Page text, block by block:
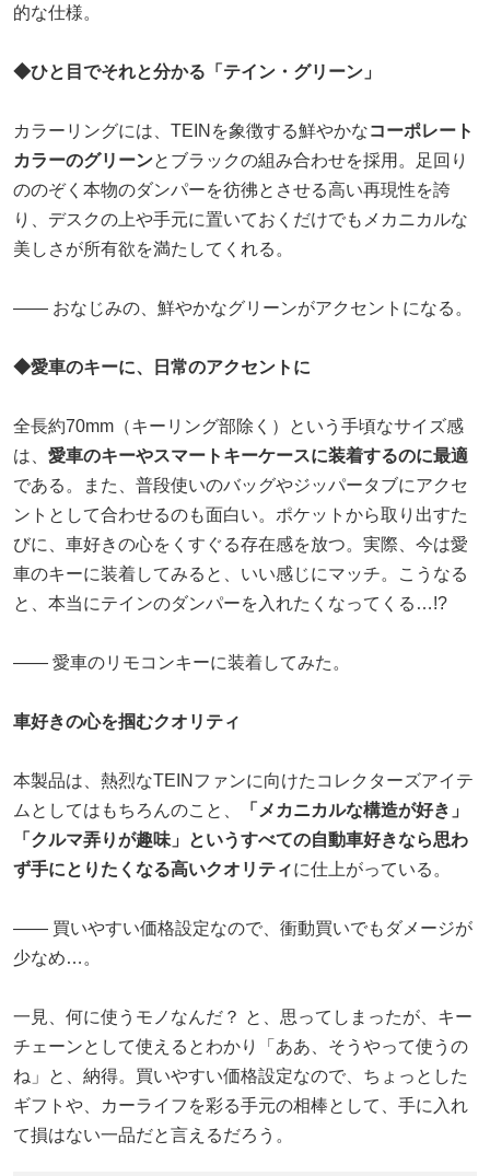
的な仕様。
◆ひと目でそれと分かる「テイン・グリーン」
カラーリングには、TEINを象徴する鮮やかなコーポレート
カラーのグリーンとブラックの組み合わせを採用。足回り
ののぞく本物のダンパーを彷彿とさせる高い再現性を誇
り、デスクの上や手元に置いておくだけでもメカニカルな
美しさが所有欲を満たしてくれる。
―― おなじみの、鮮やかなグリーンがアクセントになる。
◆愛車のキーに、日常のアクセントに
全長約70mm（キーリング部除く）という手頃なサイズ感
は、 愛車のキーやスマートキーケースに装着するのに最適
である。また、普段使いのバッグやジッパータブにアクセ
ントとして合わせるのも面白い。ポケットから取り出すた
びに、車好きの心をくすぐる存在感を放つ。実際、今は愛
車のキーに装着してみると、いい感じにマッチ。こうなる
と、本当にテインのダンパーを入れたくなってくる…!?
―― 愛車のリモコンキーに装着してみた。
車好きの心を掴むクオリティ
本製品は、熱烈なTEINファンに向けたコレクターズアイテ
ムとしてはもちろんのこと、
「メカニカルな構造が好き」
「クルマ弄りが趣味」というすべての自動車好きなら思わ
ず手にとりたくなる高いクオリティに仕上がっている。
―― 買いやすい価格設定なので、衝動買いでもダメージが
少なめ…。
一見、何に使うモノなんだ？ と、思ってしまったが、キー
チェーンとして使えるとわかり「ああ、そうやって使うの
ね」と、納得。買いやすい価格設定なので、ちょっとした
ギフトや、カーライフを彩る手元の相棒として、手に入れ
て損はない一品だと言えるだろう。